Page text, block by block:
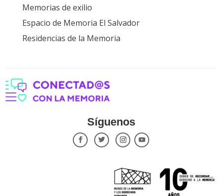
Memorias de exilio
Espacio de Memoria El Salvador
Residencias de la Memoria
Síguenos